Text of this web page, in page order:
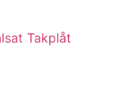
Takplåt